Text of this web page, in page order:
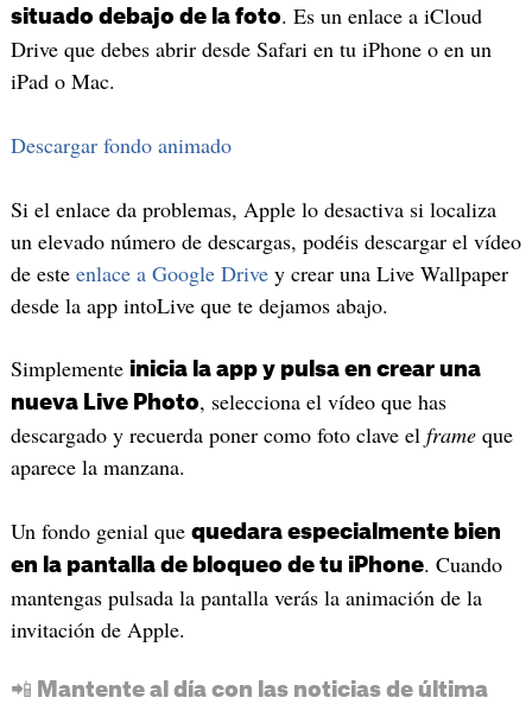
situado debajo de la foto. Es un enlace a iCloud
Drive que debes abrir desde Safari en tu iPhone o en un
iPad o Mac.
Descargar fondo animado
Si el enlace da problemas, Apple lo desactiva si localiza
un elevado número de descargas, podéis descargar el vídeo
de este enlace a Google Drivey crear una Live Wallpaper
desde la app intoLive que te dejamos abajo.
Simplemente inicia la app y pulsa en crear una
nueva Live Photo, selecciona el vídeo que has
descargado y recuerda poner como foto clave el frameque
aparece la manzana.
Un fondo genial que quedara especialmente bien
en la pantalla de bloqueo de tu iPhone. Cuando
mantengas pulsada la pantalla verás la animación de la
invitación de Apple.
📲 Mantente al día con las noticias de última